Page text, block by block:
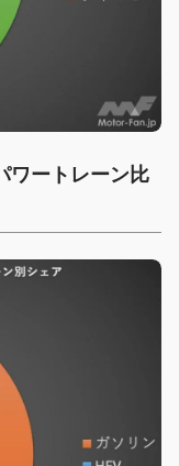
ワートレーン比